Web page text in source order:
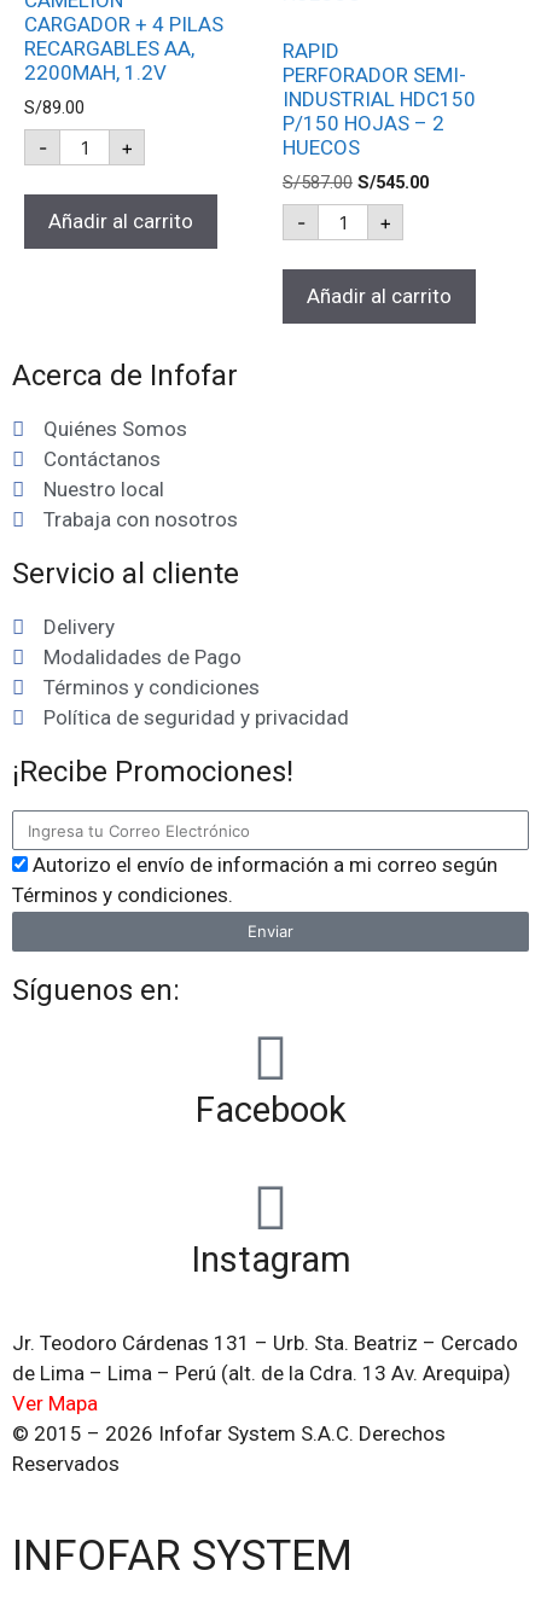
CARGADOR + 4 PILAS
RECARGABLES AA,
2200MAH, 1.2V
S/89.00
- +
Añadir al carrito
RAPID
PERFORADOR SEMI-
INDUSTRIAL HDC150
P/150 HOJAS – 2
HUECOS
S/587.00 S/545.00
- +
Añadir al carrito
Acerca de Infofar
Quiénes Somos
Contáctanos
Nuestro local
Trabaja con nosotros
Servicio al cliente
Delivery
Modalidades de Pago
Términos y condiciones
Política de seguridad y privacidad
¡Recibe Promociones!
Autorizo el envío de información a mi correo según
Términos y condiciones.
Enviar
Síguenos en:
Facebook
Instagram
Jr. Teodoro Cárdenas 131 – Urb. Sta. Beatriz – Cercado
de Lima – Lima – Perú (alt. de la Cdra. 13 Av. Arequipa)
Ver Mapa
© 2015 – 2026 Infofar System S.A.C. Derechos
Reservados
INFOFAR SYSTEM